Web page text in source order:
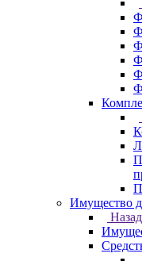
Имущество
Назад